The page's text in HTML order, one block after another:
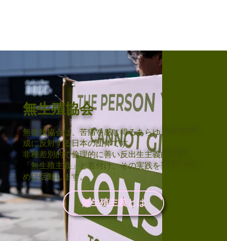
無生殖協会
無生殖協会は、苦痛を感じ得るあらゆるものの生
成に反対する日本の団体です。
非種差別的で倫理的に善い反出生主義的立場を
「無生殖主義」と名付け、その実践を奨励するた
めに活動します。
無生殖主義とは